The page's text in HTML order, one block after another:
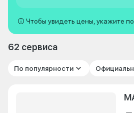
Чтобы увидеть цены, укажите
62 сервиса
По популярности